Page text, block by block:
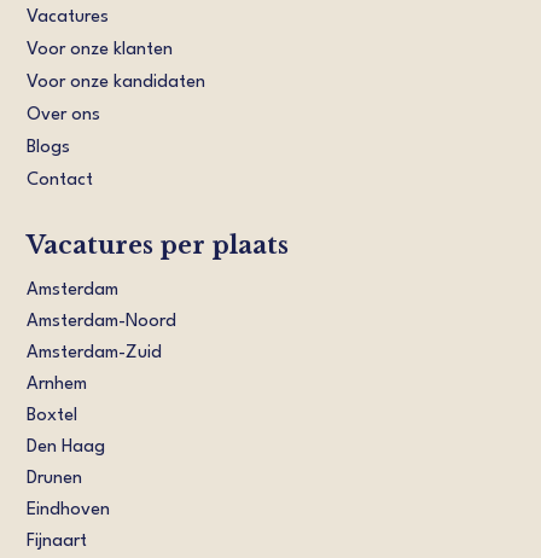
Vacatures
Voor onze klanten
Voor onze kandidaten
Over ons
Blogs
Contact
Vacatures per plaats
Amsterdam
Amsterdam-Noord
Amsterdam-Zuid
Arnhem
Boxtel
Den Haag
Drunen
Eindhoven
Fijnaart